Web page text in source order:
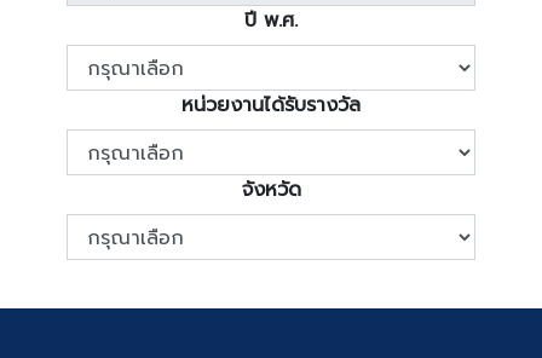
ปี พ.ศ.
หน่วยงานได้รับรางวัล
จังหวัด